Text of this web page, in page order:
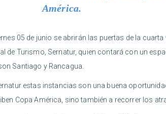
América.
05 de junio se abrirán las puertas de la
de Turismo, Sernatur, quien contará con un
Santiago y Rancagua.
estas instancias son una buena
Copa América, sino también a recorrer los